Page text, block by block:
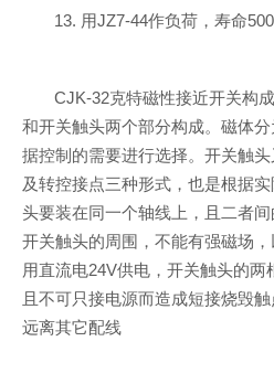
13. 用JZ7-44作负荷，寿命
CJK-32克特磁性接近开关构
和开关触头两个部分构成。磁体
据控制的需要进行选择。开关触
及转控接点三种形式，也是根据
头要装在同一个轴线上，且二者
开关触头的周围，不能有强磁场
用直流电24V供电，开关触头的两
且不可只接电源而造成短接烧毁
远离其它配线